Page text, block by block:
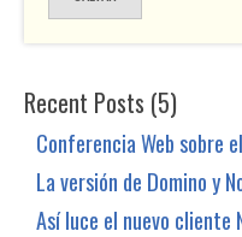
Recent Posts (5)
Conferencia Web sobre
La versión de Domino y
Así luce el nuevo cliente